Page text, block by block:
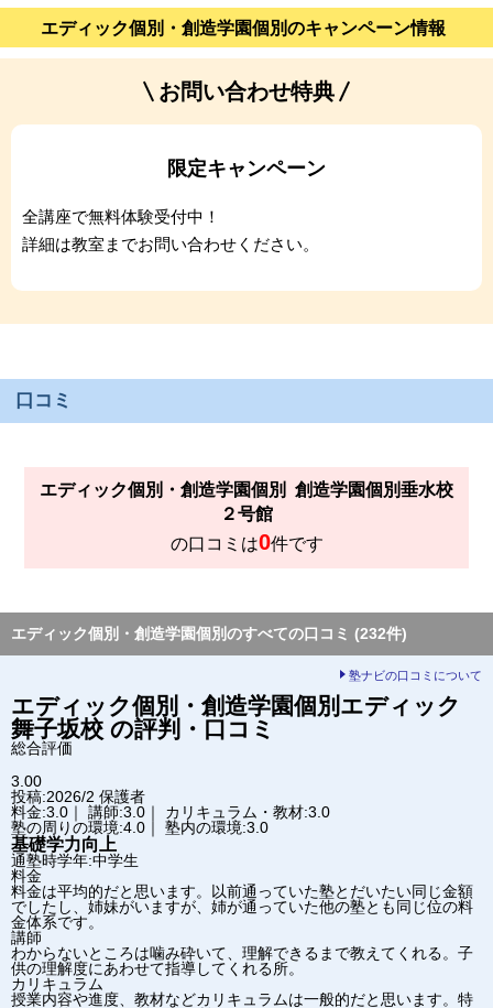
エディック個別・創造学園個別のキャンペーン情報
お問い合わせ特典
限定キャンペーン
全講座で無料体験受付中！
詳細は教室までお問い合わせください。
口コミ
エディック個別・創造学園個別
創造学園個別垂水校
２号館
の口コミは0件です
エディック個別・創造学園個別のすべての口コミ (232件)
塾ナビの口コミについて
エディック個別・創造学園個別 エディック
舞子坂校 の評判・口コミ
総合評価
3.00
投稿:2026/2 保護者
料金:3.0｜ 講師:3.0｜ カリキュラム・教材:3.0
塾の周りの環境:4.0｜ 塾内の環境:3.0
基礎学力向上
通塾時学年:中学生
料金
料金は平均的だと思います。以前通っていた塾とだいたい同じ金額
でしたし、姉妹がいますが、姉が通っていた他の塾とも同じ位の料
金体系です。
講師
わからないところは噛み砕いて、理解できるまで教えてくれる。子
供の理解度にあわせて指導してくれる所。
カリキュラム
授業内容や進度、教材などカリキュラムは一般的だと思います。特